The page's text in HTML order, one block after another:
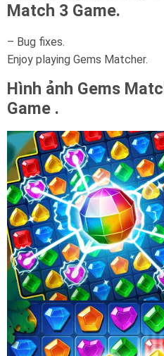
Match 3 Game.
– Bug fixes.
Enjoy playing Gems Matcher.
Hình ảnh Gems
Game .